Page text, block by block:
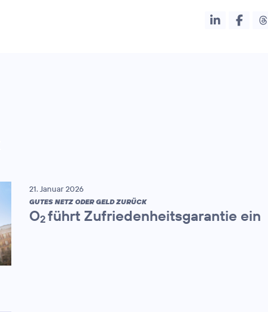
21. Januar 2026
GUTES NETZ ODER GELD ZURÜCK
O2führt Zufriedenheitsgarantie ein